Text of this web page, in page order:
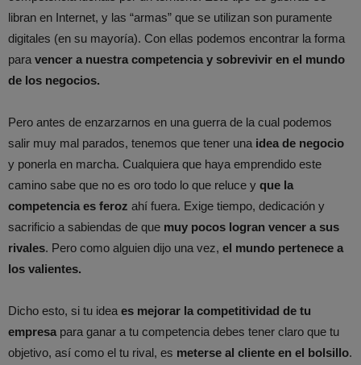
libran en Internet, y las “armas” que se utilizan son puramente
digitales (en su mayoría). Con ellas podemos encontrar la forma
para vencer a nuestra competencia y sobrevivir en el mundo
de los negocios.
Pero antes de enzarzarnos en una guerra de la cual podemos
salir muy mal parados, tenemos que tener una idea de negocio
y ponerla en marcha. Cualquiera que haya emprendido este
camino sabe que no es oro todo lo que reluce y que la
competencia es feroz ahí fuera. Exige tiempo, dedicación y
sacrificio a sabiendas de que muy pocos logran vencer a sus
rivales. Pero como alguien dijo una vez, el mundo pertenece a
los valientes.
Dicho esto, si tu idea es mejorar la competitividad de tu
empresa para ganar a tu competencia debes tener claro que tu
objetivo, así como el tu rival, es meterse al cliente en el bolsillo.